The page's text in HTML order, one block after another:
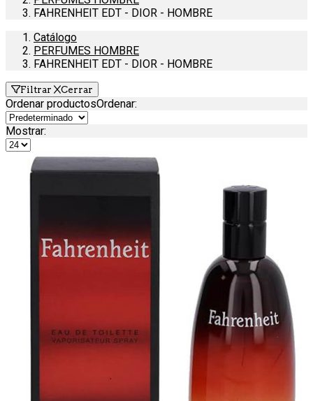
FAHRENHEIT EDT - DIOR - HOMBRE
Catálogo
PERFUMES HOMBRE
FAHRENHEIT EDT - DIOR - HOMBRE
Filtrar Cerrar
Ordenar productosOrdenar:
Mostrar: